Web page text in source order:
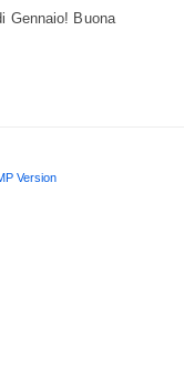
Gennaio! Buona
Version